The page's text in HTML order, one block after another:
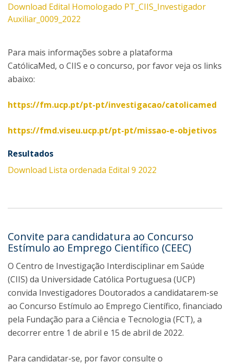
Download Edital Homologado PT_CIIS_Investigador
Auxiliar_0009_2022
Para mais informações sobre a plataforma
CatólicaMed, o CIIS e o concurso, por favor veja os links
abaixo:
https://fm.ucp.pt/pt-pt/investigacao/catolicamed
https://fmd.viseu.ucp.pt/pt-pt/missao-e-objetivos
Re​sultados
Download Lista ordenada Edital 9 2022
Convite para candidatura ao Concurso
Estímulo ao Emprego Científico (CEEC)
O Centro de Investigação Interdisciplinar em Saúde
(CIIS) da Universidade Católica Portuguesa (UCP)
convida Investigadores Doutorados a candidatarem-se
ao Concurso Estímulo ao Emprego Científico, financiado
pela Fundação para a Ciência e Tecnologia (FCT), a
decorrer entre 1 de abril e 15 de abril de 2022.
Para candidatar-se, por favor consulte o